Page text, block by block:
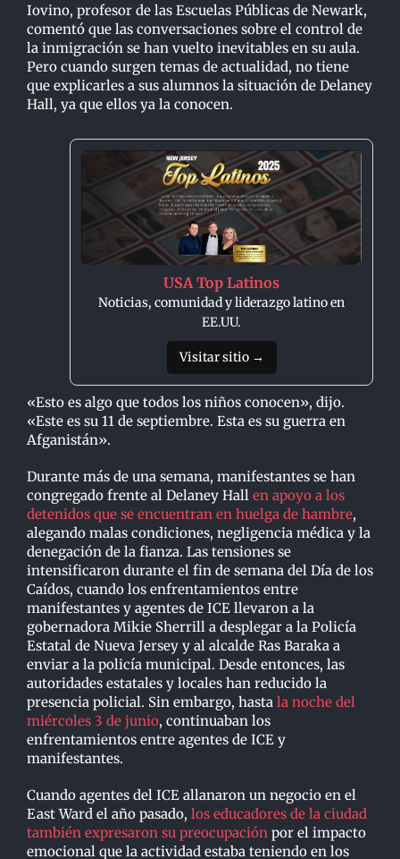
Iovino, profesor de las Escuelas Públicas de Newark,
comentó que las conversaciones sobre el control de
la inmigración se han vuelto inevitables en su aula.
Pero cuando surgen temas de actualidad, no tiene
que explicarles a sus alumnos la situación de Delaney
Hall, ya que ellos ya la conocen.
USA Top Latinos
Noticias, comunidad y liderazgo latino en
EE.UU.
Visitar sitio →
«Esto es algo que todos los niños conocen», dijo.
«Este es su 11 de septiembre. Esta es su guerra en
Afganistán».
Durante más de una semana, manifestantes se han
congregado frente al Delaney Hall en apoyo a los
detenidos que se encuentran en huelga de hambre,
alegando malas condiciones, negligencia médica y la
denegación de la fianza. Las tensiones se
intensificaron durante el fin de semana del Día de los
Caídos, cuando los enfrentamientos entre
manifestantes y agentes de ICE llevaron a la
gobernadora Mikie Sherrill a desplegar a la Policía
Estatal de Nueva Jersey y al alcalde Ras Baraka a
enviar a la policía municipal. Desde entonces, las
autoridades estatales y locales han reducido la
presencia policial. Sin embargo, hasta la noche del
miércoles 3 de junio, continuaban los
enfrentamientos entre agentes de ICE y
manifestantes.
Cuando agentes del ICE allanaron un negocio en el
East Ward el año pasado, los educadores de la ciudad
también expresaron su preocupaciónpor el impacto
emocional que la actividad estaba teniendo en los